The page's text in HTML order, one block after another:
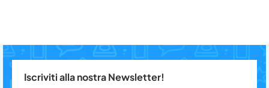
Iscriviti alla nostra Newsletter!